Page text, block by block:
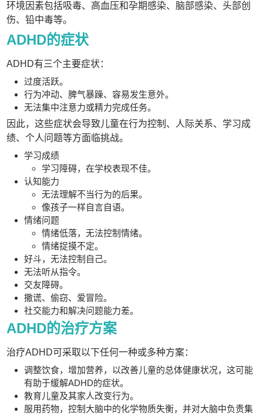
环境因素包括吸毒、高血压和孕期感染、脑部感染、头部创
伤、铅中毒等。
ADHD的症状
ADHD有三个主要症状：
过度活跃。
行为冲动、脾气暴躁、容易发生意外。
无法集中注意力或精力完成任务。
因此，这些症状会导致儿童在行为控制、人际关系、学习成
绩、个人问题等方面临挑战。
学习成绩
学习障碍，在学校表现不佳。
认知能力
无法理解不当行为的后果。
像孩子一样自言自语。
情绪问题
情绪低落，无法控制情绪。
情绪捉摸不定。
好斗，无法控制自己。
无法听从指令。
交友障碍。
撒谎、偷窃、爱冒险。
社交能力和解决问题能力差。
ADHD的治疗方案
治疗ADHD可采取以下任何一种或多种方案：
调整饮食，增加营养，以改善儿童的总体健康状况，这可能
有助于缓解ADHD的症状。
教育儿童及其家人改变行为。
服用药物，控制大脑中的化学物质失衡，并对大脑中负责集